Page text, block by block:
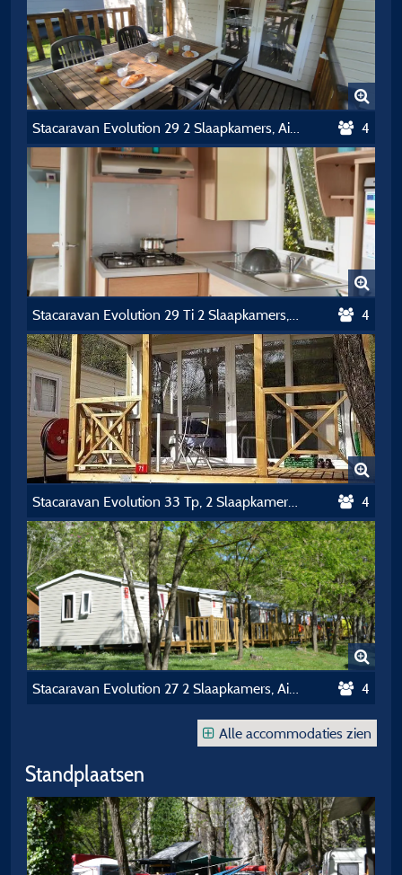
Stacaravan Evolution 29 2 Slaapkamers, Airconditioning Zondag / Zondag 4
Stacaravan Evolution 29 Ti 2 Slaapkamers, Airconditioning Zaterdag / Zaterdag 4
Stacaravan Evolution 33 Tp, 2 Slaapkamers, Airconditioning Zaterdag / Zaterdag 4
Stacaravan Evolution 27 2 Slaapkamers, Airconditioning Zondag/Zondag 4
Alle accommodaties zien
Standplaatsen